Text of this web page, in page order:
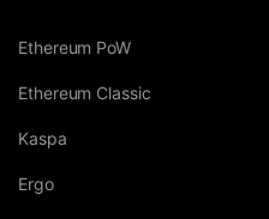
Ethereum PoW
Ethereum Classic
Kaspa
Ergo